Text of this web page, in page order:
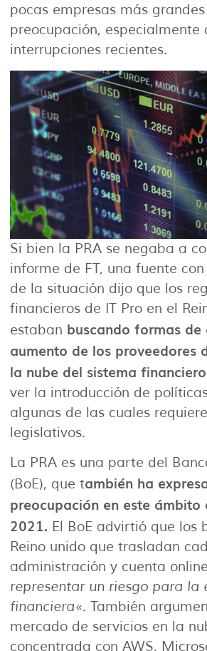
pocas empresas más
preocupación, especialmente
interrupciones recientes.
Si bien la PRA se negaba a
informe de FT, una fuente
de la situación dijo que los
financieros de IT Pro en el
estaban buscando formas
aumento de los proveedores
la nube del sistema financiero
ver la introducción de
algunas de las cuales
legislativos.
La PRA es una parte del
(BoE), que también ha
preocupación en este ámbito
2021. El BoE advirtió que los
Reino unido que trasladan
administración y cuenta online
representar un riesgo para la
financiera«. También
mercado de servicios en la
concentrada con AWS,